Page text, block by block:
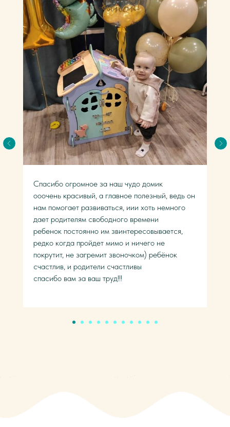
Спасибо огромное за наш чудо домик
ооочень красивый, а главное полезный, ведь он
нам помогает развиваться, иии хоть немного
дает родителям свободного времени
ребенок постоянно им звинтересовывается,
редко когда пройдет мимо и ничего не
покрутит, не загремит звоночком) ребёнок
счастлив, и родители счастливы
спасибо вам за ваш труд!!!